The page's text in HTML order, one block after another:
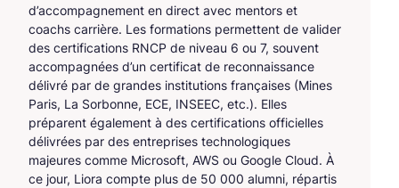
d’accompagnement en direct avec mentors et
coachs carrière. Les formations permettent de valider
des certifications RNCP de niveau 6 ou 7, souvent
accompagnées d’un certificat de reconnaissance
délivré par de grandes institutions françaises (Mines
Paris, La Sorbonne, ECE, INSEEC, etc.). Elles
préparent également à des certifications officielles
délivrées par des entreprises technologiques
majeures comme Microsoft, AWS ou Google Cloud. À
ce jour, Liora compte plus de 50 000 alumni, répartis